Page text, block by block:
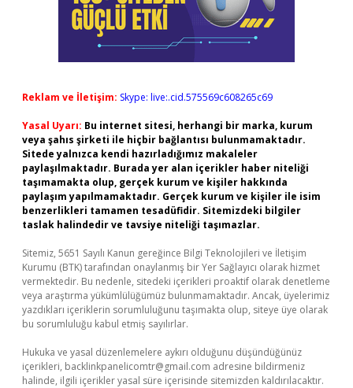
Reklam ve İletişim: Skype: live:.cid.575569c608265c69
Yasal Uyarı: Bu internet sitesi, herhangi bir marka, kurum
veya şahıs şirketi ile hiçbir bağlantısı bulunmamaktadır.
Sitede yalnızca kendi hazırladığımız makaleler
paylaşılmaktadır. Burada yer alan içerikler haber niteliği
taşımamakta olup, gerçek kurum ve kişiler hakkında
paylaşım yapılmamaktadır. Gerçek kurum ve kişiler ile isim
benzerlikleri tamamen tesadüfidir. Sitemizdeki bilgiler
taslak halindedir ve tavsiye niteliği taşımazlar.
Sitemiz, 5651 Sayılı Kanun gereğince Bilgi Teknolojileri ve İletişim
Kurumu (BTK) tarafından onaylanmış bir Yer Sağlayıcı olarak hizmet
vermektedir. Bu nedenle, sitedeki içerikleri proaktif olarak denetleme
veya araştırma yükümlülüğümüz bulunmamaktadır. Ancak, üyelerimiz
yazdıkları içeriklerin sorumluluğunu taşımakta olup, siteye üye olarak
bu sorumluluğu kabul etmiş sayılırlar.
Hukuka ve yasal düzenlemelere aykırı olduğunu düşündüğünüz
içerikleri, backlinkpanelicomtr@gmail.com adresine bildirmeniz
halinde, ilgili içerikler yasal süre içerisinde sitemizden kaldırılacaktır.